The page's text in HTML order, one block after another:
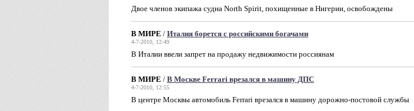
Двое членов экипажа судна North Spirit, похищенные в Нигерии, освобождены
В МИРЕ / Италия борется с российскими богачами
4-7-2010, 12:49
В Италии ввели запрет на продажу недвижимости россиянам
В МИРЕ / В Москве Ferrari врезался в машину ДПС
4-7-2010, 12:55
В центре Москвы автомобиль Ferrari врезался в машину дорожно-постовой службы